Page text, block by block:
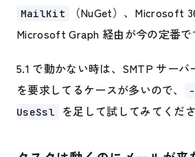
MailKit
（NuGet）、Microsoft
Microsoft Graph 経由が今の定番で
5.1 で動かない時は、SMTP サー
を要求してるケースが多いので、
UseSsl
を足して試してみてくださ